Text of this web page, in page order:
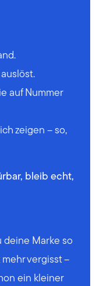
auf Nummer
zeigen – so,
bleib echt,
deine Marke so
vergisst –
ein kleiner